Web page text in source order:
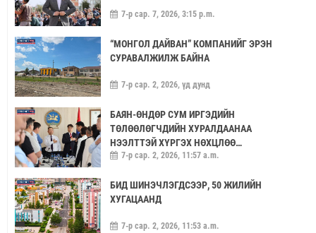
7-р сар. 7, 2026, 3:15 p.m.
“МОНГОЛ ДАЙВАН” КОМПАНИЙГ ЭРЭН
СУРАВАЛЖИЛЖ БАЙНА
7-р сар. 2, 2026, үд дунд
БАЯН-ӨНДӨР СУМ ИРГЭДИЙН
ТӨЛӨӨЛӨГЧДИЙН ХУРАЛДААНАА
НЭЭЛТТЭЙ ХҮРГЭХ НӨХЦЛӨӨ
САЙЖРУУЛААЧ
7-р сар. 2, 2026, 11:57 a.m.
БИД ШИНЭЧЛЭГДСЭЭР, 50 ЖИЛИЙН
ХУГАЦААНД
7-р сар. 2, 2026, 11:53 a.m.